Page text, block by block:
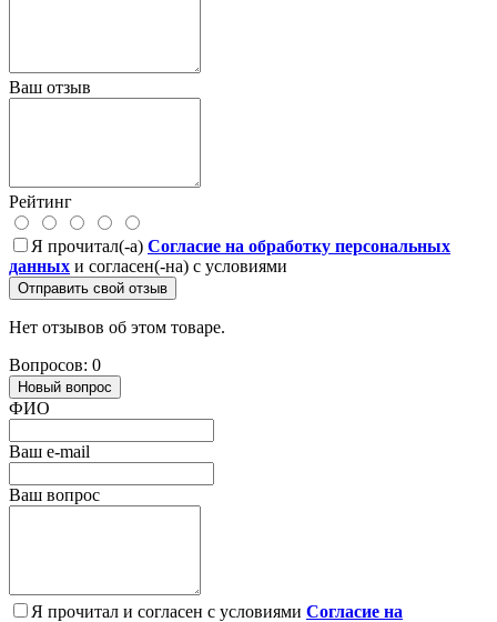
Ваш отзыв
Рейтинг
Я прочитал(-а) Согласие на обработку персональных
данных и согласен(-на) с условиями
Отправить свой отзыв
Нет отзывов об этом товаре.
Вопросов: 0
Новый вопрос
ФИО
Ваш e-mail
Ваш вопрос
Я прочитал и согласен с условиями Согласие на